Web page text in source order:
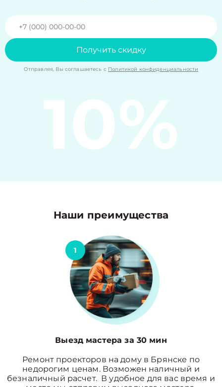
Получить скидку
Отправляя, Вы соглашаетесь с Политикой конфиденциальности
10%
Наши преимущества
1
Выезд мастера за 30 мин
Ремонт проекторов на дому в Брянске по
недорогим ценам. Возможен наличный и
безналичный расчет. В удобное для вас время и